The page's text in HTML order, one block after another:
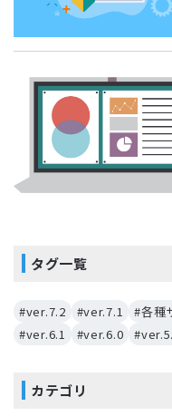
タグ一覧
#ver.7.2 #ver.7.1 #各種
#ver.6.1
#ver.6.0
カテゴリ